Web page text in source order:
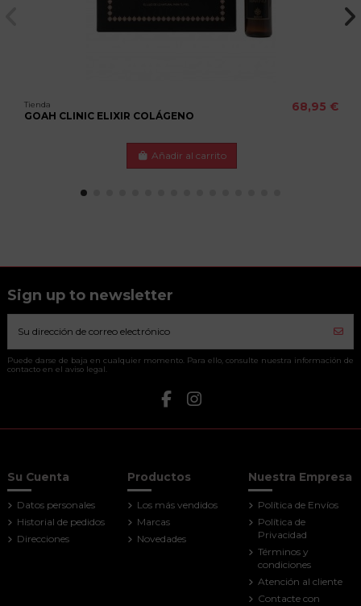
Tienda
GOAH CLINIC ELIXIR COLÁGENO
68,95 €
Añadir al carrito
Sign up to newsletter
Puede darse de baja en cualquier momento. Para ello, consulte nuestra información de
contacto en el aviso legal.
Su Cuenta
Datos personales
Historial de pedidos
Direcciones
Productos
Los más vendidos
Marcas
Novedades
Nuestra Empresa
Política de Envíos
Política de
Privacidad
Términos y
condiciones
Atención al cliente
Contacte con